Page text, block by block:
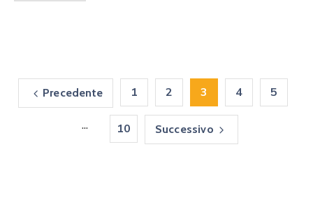
Precedente 1 2 3 4 5
... 10 Successivo